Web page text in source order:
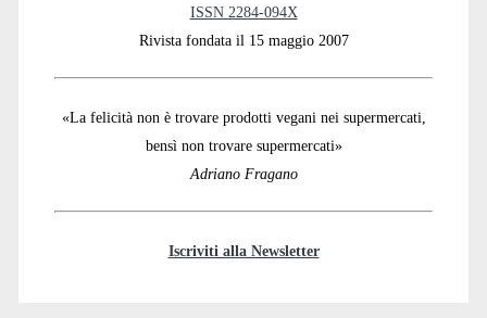
ISSN 2284-094X
Rivista fondata il 15 maggio 2007
«La felicità non è trovare prodotti vegani nei supermercati,
bensì non trovare supermercati»
Adriano Fragano
Iscriviti alla Newsletter